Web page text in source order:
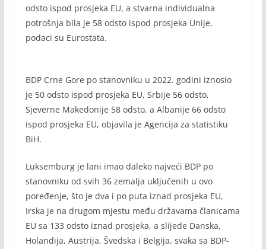
odsto ispod prosjeka EU, a stvarna individualna
potrošnja bila je 58 odsto ispod prosjeka Unije,
podaci su Eurostata.
BDP Crne Gore po stanovniku u 2022. godini iznosio
je 50 odsto ispod prosjeka EU, Srbije 56 odsto,
Sjeverne Makedonije 58 odsto, a Albanije 66 odsto
ispod prosjeka EU, objavila je Agencija za statistiku
BiH.
Luksemburg je lani imao daleko najveći BDP po
stanovniku od svih 36 zemalja uključenih u ovo
poređenje, što je dva i po puta iznad prosjeka EU,
Irska je na drugom mjestu među državama članicama
EU sa 133 odsto iznad prosjeka, a slijede Danska,
Holandija, Austrija, Švedska i Belgija, svaka sa BDP-